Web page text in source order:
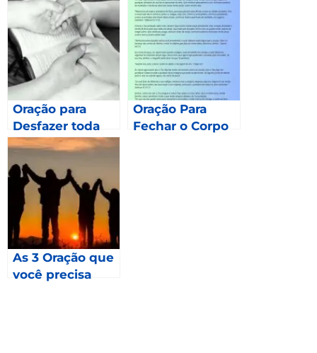
Oração para
Desfazer toda
Macumba –
Oração Para
Fechar o Corpo
As 3 Oração que
você precisa